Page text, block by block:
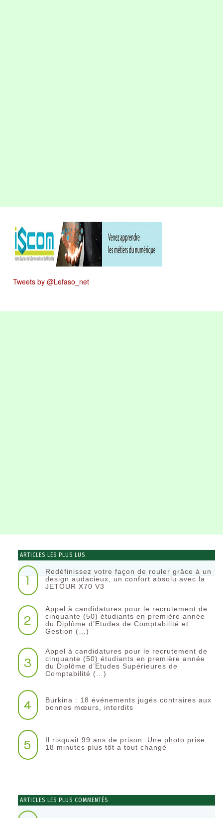
Tweets by @Lefaso_net
ARTICLES LES PLUS LUS
1
Redéfinissez votre façon de rouler grâce à un
design audacieux, un confort absolu avec la
JETOUR X70 V3
2
Appel à candidatures pour le recrutement de
cinquante (50) étudiants en première année
du Diplôme d’Etudes de Comptabilité et
Gestion (…)
3
Appel à candidatures pour le recrutement de
cinquante (50) étudiants en première année
du Diplôme d’Etudes Supérieures de
Comptabilité (…)
4
Burkina : 18 événements jugés contraires aux
bonnes mœurs, interdits
5
Il risquait 99 ans de prison. Une photo prise
18 minutes plus tôt a tout changé
ARTICLES LES PLUS COMMENTÉS